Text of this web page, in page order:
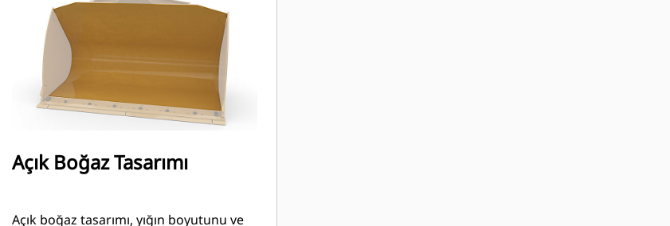
Açık Boğaz Tasarımı
Açık boğaz tasarımı, yığın boyutunu ve